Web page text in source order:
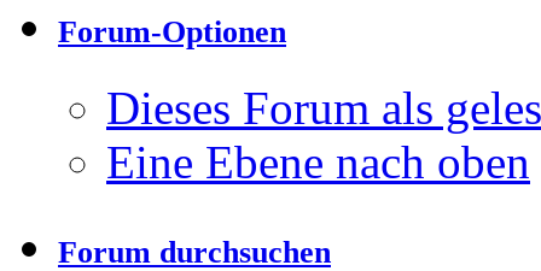
Forum-Optionen
Dieses Forum als
Eine Ebene nach oben
Forum durchsuchen